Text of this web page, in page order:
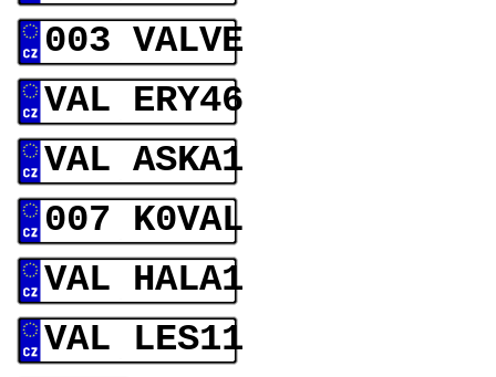
003 VALVE
VAL ERY46
VAL ASKA1
007 K0VAL
VAL HALA1
VAL LES11